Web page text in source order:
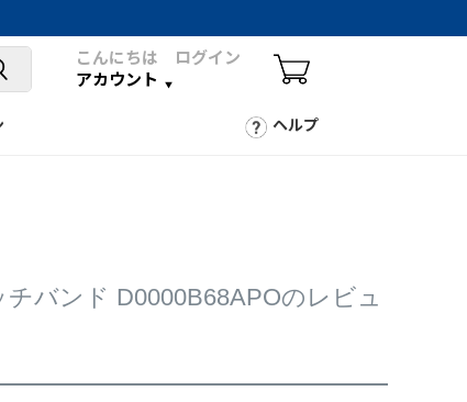
こんにちは ログイン
アカウント
ヘルプ
バンド D0000B68APOのレビュ